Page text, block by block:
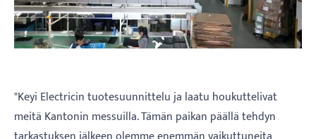
"Keyi Electricin tuotesuunnittelu ja laatu houkuttelivat
meitä Kantonin messuilla. Tämän paikan päällä tehdyn